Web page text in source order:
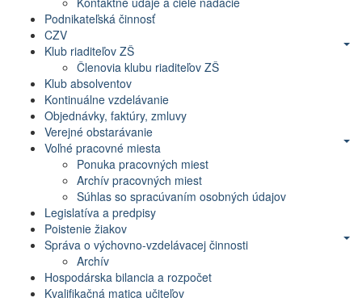
Podnikateľská činnosť
CZV
Klub riaditeľov ZŠ
Členovia klubu riaditeľov ZŠ
Klub absolventov
Kontinuálne vzdelávanie
Objednávky, faktúry, zmluvy
Verejné obstarávanie
Voľné pracovné miesta
Ponuka pracovných miest
Archív pracovných miest
Súhlas so spracúvaním osobných údajov
Legislatíva a predpisy
Poistenie žiakov
Správa o výchovno-vzdelávacej činnosti
Archív
Hospodárska bilancia a rozpočet
Kvalifikačná matica učiteľov